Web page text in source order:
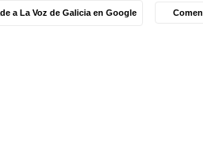
a La Voz de Galicia en Google